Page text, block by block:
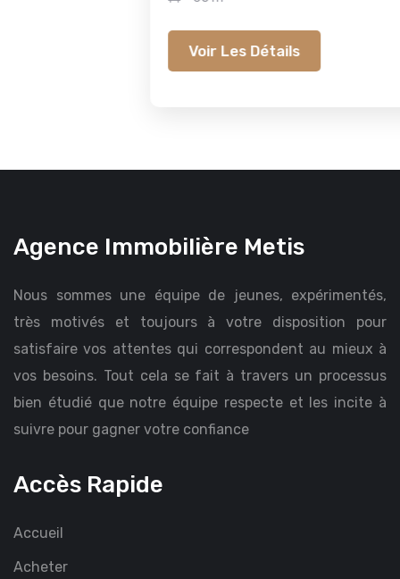
Agence Immobilière Metis
Nous sommes une équipe de jeunes, expérimentés,
très motivés et toujours à votre disposition pour
satisfaire vos attentes qui correspondent au mieux à
vos besoins. Tout cela se fait à travers un processus
bien étudié que notre équipe respecte et les incite à
suivre pour gagner votre confiance
Accès Rapide
Accueil
Acheter